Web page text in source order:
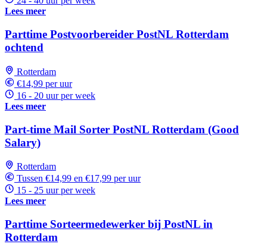
Lees meer
Parttime Postvoorbereider PostNL Rotterdam
ochtend
Rotterdam
€14,99 per uur
16 - 20 uur per week
Lees meer
Part-time Mail Sorter PostNL Rotterdam (Good
Salary)
Rotterdam
Tussen €14,99 en €17,99 per uur
15 - 25 uur per week
Lees meer
Parttime Sorteermedewerker bij PostNL in
Rotterdam